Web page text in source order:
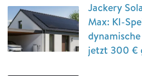
Jackery
Max: KI-
jetzt 300 €